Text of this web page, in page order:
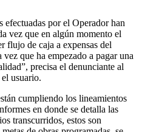
efectuadas por el Operador han
vez que en algún momento el
flujo de caja a expensas del
que ha empezado a pagar una
precisa el denunciante al
usuario.
cumpliendo los lineamientos
en donde se detalla las
transcurridos, estos son